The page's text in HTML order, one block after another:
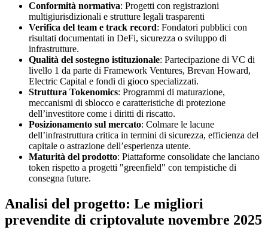
Conformità normativa: Progetti con registrazioni
multigiurisdizionali e strutture legali trasparenti
Verifica del team e track record: Fondatori pubblici con
risultati documentati in DeFi, sicurezza o sviluppo di
infrastrutture.
Qualità del sostegno istituzionale: Partecipazione di VC di
livello 1 da parte di Framework Ventures, Brevan Howard,
Electric Capital e fondi di gioco specializzati.
Struttura Tokenomics: Programmi di maturazione,
meccanismi di sblocco e caratteristiche di protezione
dell’investitore come i diritti di riscatto.
Posizionamento sul mercato: Colmare le lacune
dell’infrastruttura critica in termini di sicurezza, efficienza del
capitale o astrazione dell’esperienza utente.
Maturità del prodotto: Piattaforme consolidate che lanciano
token rispetto a progetti "greenfield" con tempistiche di
consegna future.
Analisi del progetto: Le migliori
prevendite di criptovalute novembre 2025